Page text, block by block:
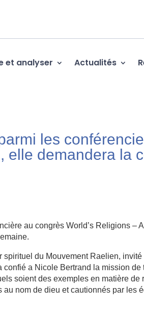
et analyser Actualités
les
elle demandera la
au congrès World’s Religions –
du Mouvement Raelien, invité
a Nicole Bertrand la mission de
soient des exemples en matière de
au nom de dieu et cautionnés par les